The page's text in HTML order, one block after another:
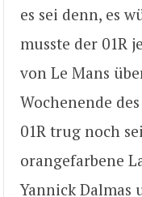
es sei denn, es
musste der 01R
von Le Mans
Wochenende
01R trug noch
orangefarbene
Yannick Dalmas